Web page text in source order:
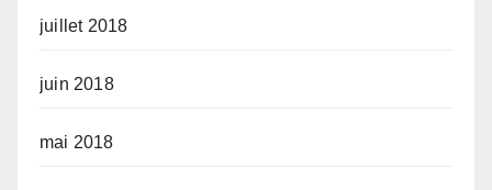
juillet 2018
juin 2018
mai 2018